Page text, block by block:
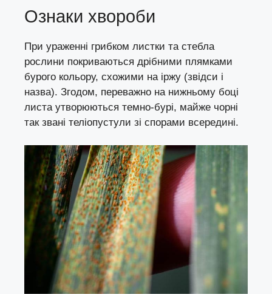
Ознаки хвороби
При ураженні грибком листки та стебла
рослини покриваються дрібними плямками
бурого кольору, схожими на іржу (звідси і
назва). Згодом, переважно на нижньому боці
листа утворюються темно-бурі, майже чорні
так звані теліопустули зі спорами всередині.